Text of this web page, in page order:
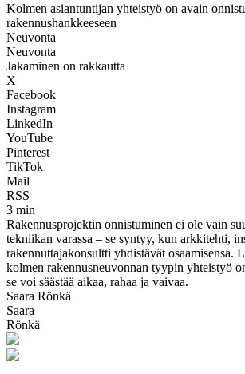
Kolmen asiantuntijan yhteistyö on avain
rakennushankkeeseen
Neuvonta
Neuvonta
Jakaminen on rakkautta
X
Facebook
Instagram
LinkedIn
YouTube
Pinterest
TikTok
Mail
RSS
3 min
Rakennusprojektin onnistuminen ei ole vain
tekniikan varassa – se syntyy, kun arkkitehti,
rakennuttajakonsultti yhdistävät osaamisensa.
kolmen rakennusneuvonnan tyypin yhteistyö
se voi säästää aikaa, rahaa ja vaivaa.
Saara Rönkä
Saara
Rönkä